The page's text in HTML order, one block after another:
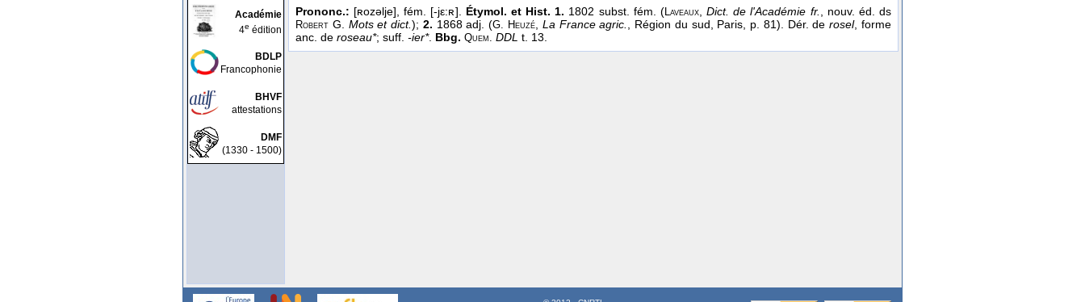
Académie
4e édition
BDLP
Francophonie
BHVF
attestations
DMF
(1330 - 1500)
Prononc.: [ʀozəlje], fém. [-jε:ʀ]. Étymol. et Hist. 1. 1802 subst. fém. (Laveaux,Dict. de l'Académie fr., nouv. éd. ds
Robert G. Mots et dict.); 2. 1868 adj. (G. Heuzé, La France agric., Région du sud, Paris, p. 81). Dér. derosel, forme
anc. de roseau*; suff. -ier*. Bbg. Quem. DDL t. 13.